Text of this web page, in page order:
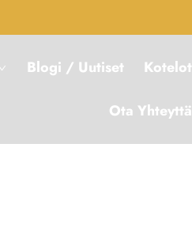
Blogi / Uutiset Kotelot
Ota Yhteyttä